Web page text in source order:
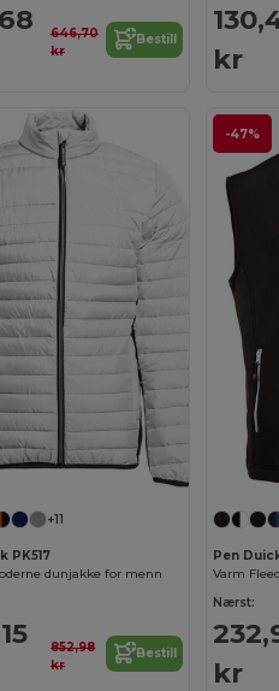
646,70
kr
Bestill
kr
+11
PK517
dunjakke for menn
852,98
kr
Bestill
-47%
Pen
Nærst:
kr